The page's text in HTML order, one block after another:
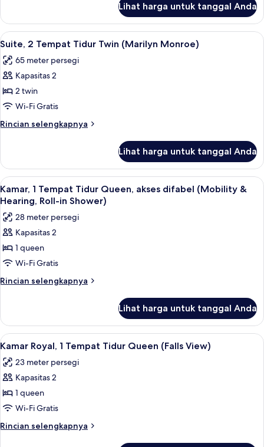
balkon
(Royal
Falls
View)
Kamar
Royal,
1
Tidur
Queen,
(Royal
Falls
Lihat harga untuk tanggal Anda
Lihat
semua
foto
untuk
Suite,
2
Tempat
Tidur
(Marilyn
Monroe)
Suite, 2 Tempat Tidur Twin (Marilyn
6
Suite, 2 Tempat Tidur Twin (Marilyn Monroe)
65 meter persegi
Kapasitas 2
2 twin
Wi-Fi Gratis
Rincian selengkapnya
Rincian
Suite,
Tempat
Tidur
(Marilyn
Monroe)
Lihat harga untuk tanggal Anda
Lihat
semua
foto
untuk
Kamar,
1
Tempat
Tidur
difabel
(Mobility
&
Hearing,
Roll-
in
Shower)
Brankas, ruang kerja ramah laptop,
4
Kamar, 1 Tempat Tidur Queen, akses difabel (Mobility &
Hearing, Roll-in Shower)
28 meter persegi
Kapasitas 2
1 queen
Wi-Fi Gratis
Rincian selengkapnya
Rincian
Kamar,
Tempat
Queen,
akses
(Mobility
&
Roll-
Lihat harga untuk tanggal Anda
Lihat
semua
foto
untuk
Kamar
Royal,
1
Tempat
Kamar Royal, 1 Tempat Tidur
5
Kamar Royal, 1 Tempat Tidur Queen (Falls View)
23 meter persegi
Kapasitas 2
1 queen
Wi-Fi Gratis
Rincian selengkapnya
Rincian